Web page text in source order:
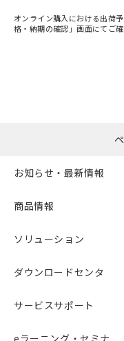
オンライン購入における出荷
格・納期の確認」画面にてご確
お知らせ・最新情報
商品情報
ソリューション
ダウンロードセンタ
サービスサポート
eラーニング・セミナ